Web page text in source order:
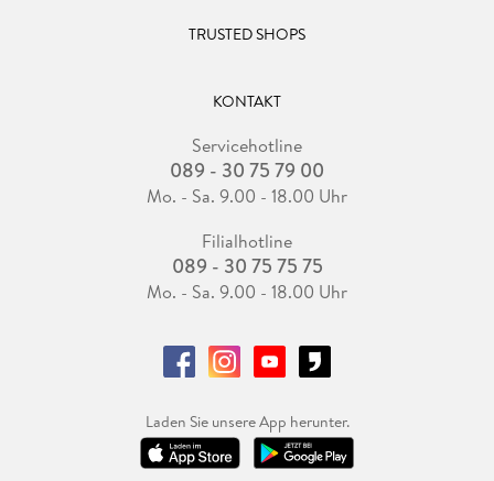
TRUSTED SHOPS
KONTAKT
Servicehotline
089 - 30 75 79 00
Mo. - Sa. 9.00 - 18.00 Uhr
Filialhotline
089 - 30 75 75 75
Mo. - Sa. 9.00 - 18.00 Uhr
Laden Sie unsere App herunter.